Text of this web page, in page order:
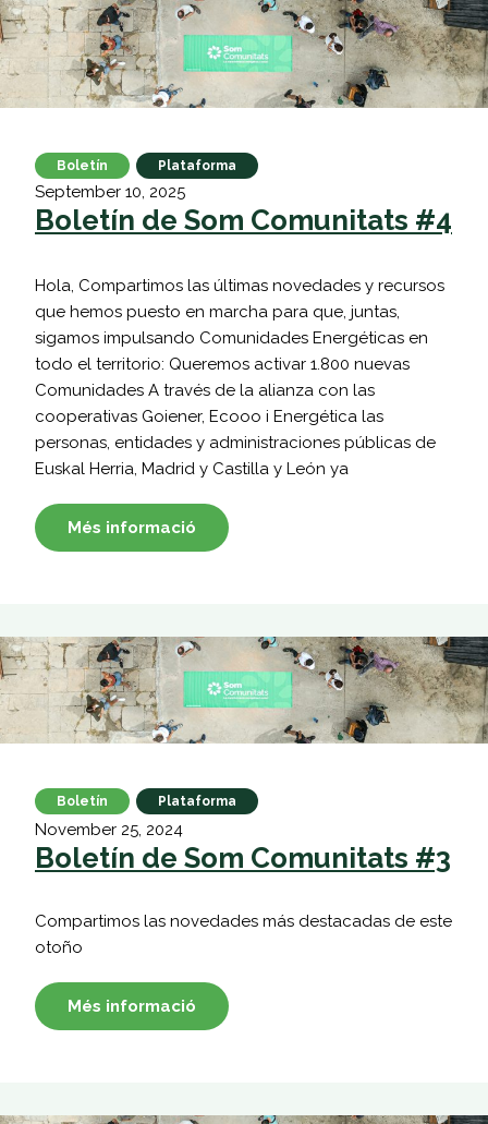
Skip
to
content
Boletín Plataforma
September 10, 2025
Boletín de Som Comunitats #4
Hola, Compartimos las últimas novedades y recursos
que hemos puesto en marcha para que, juntas,
sigamos impulsando Comunidades Energéticas en
todo el territorio: Queremos activar 1.800 nuevas
Comunidades A través de la alianza con las
cooperativas Goiener, Ecooo i Energética las
personas, entidades y administraciones públicas de
Euskal Herria, Madrid y Castilla y León ya
Més informació
Boletín Plataforma
November 25, 2024
Boletín de Som Comunitats #3
Compartimos las novedades más destacadas de este
otoño
Més informació